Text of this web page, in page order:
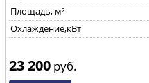
Площадь, м²
Охлаждение,кВт
23 200 руб.